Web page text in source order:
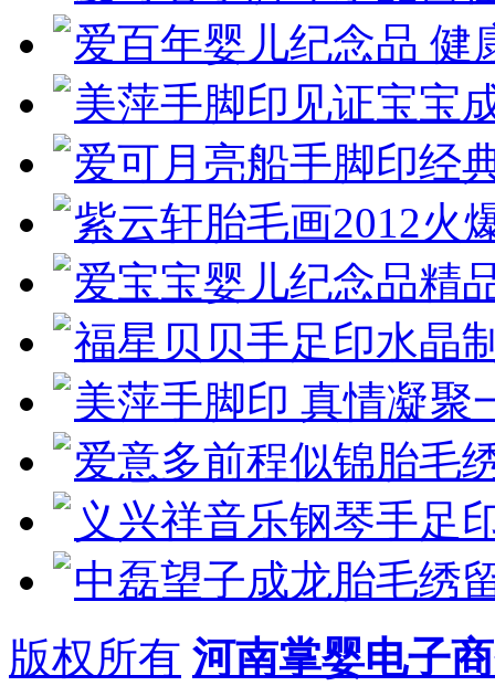
爱百年婴儿纪念品 健
美萍手脚印见证宝宝
爱可月亮船手脚印经
紫云轩胎毛画2012火
爱宝宝婴儿纪念品精
福星贝贝手足印水晶
美萍手脚印 真情凝聚
爱意多前程似锦胎毛
义兴祥音乐钢琴手足
中磊望子成龙胎毛绣
版权所有 河南掌婴电子